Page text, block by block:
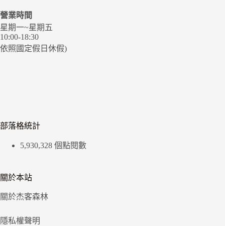
營業時間
星期一~星期五
10:00-18:30
依照國定假日休假)
部落格統計
5,930,328 個點閱數
關於本站
關於杰客森林
隱私權聲明